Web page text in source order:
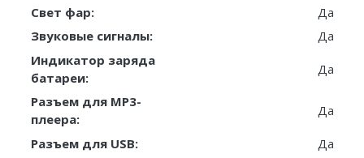
Свет фар:
Да
Звуковые сигналы:
Да
Индикатор заряда
батареи:
Да
Разъем для MP3-
плеера:
Да
Разъем для USB:
Да